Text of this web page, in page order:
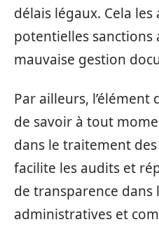
délais légaux. Cela
potentielles sanctions
mauvaise gestion
Par ailleurs,
de savoir à tout
dans le traitement
facilite les audits et
de transparence dans
administratives et